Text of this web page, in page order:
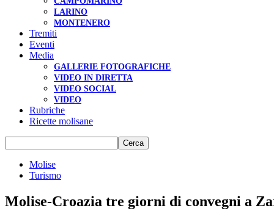
LARINO
MONTENERO
Tremiti
Eventi
Media
GALLERIE FOTOGRAFICHE
VIDEO IN DIRETTA
VIDEO SOCIAL
VIDEO
Rubriche
Ricette molisane
Molise
Turismo
Molise-Croazia tre giorni di convegni a